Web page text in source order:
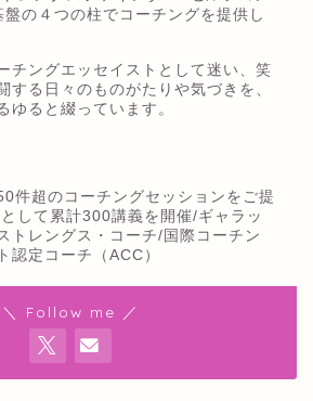
の４つの柱でコーチングを提供し
チングエッセイストとして迷い、笑
する日々のものがたりや気づきを、
ゆると綴っています。
件超のコーチングセッションをご提
して累計300講義を開催/ギャラッ
トレングス・コーチ/国際コーチン
認定コーチ（ACC）
＼ Follow me ／